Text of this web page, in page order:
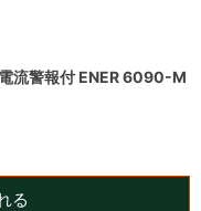
流警報付 ENER 6090-M
る